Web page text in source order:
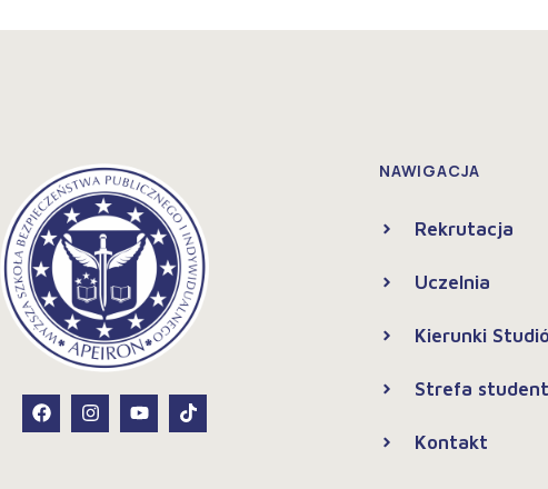
NAWIGACJA
Rekrutacja
Uczelnia
Kierunki
Strefa
Kontakt